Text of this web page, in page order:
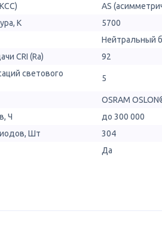
AS
К
5700
Нейтральный
CRI (Ra)
92
светового
5
OSRAM
Ч
до 300 000
Шт
304
Да